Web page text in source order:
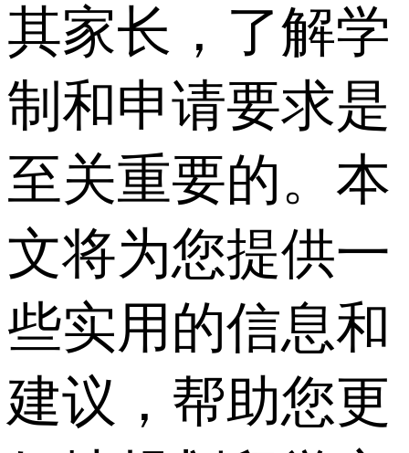
其家长，了解学
制和申请要求是
至关重要的。本
文将为您提供一
些实用的信息和
建议，帮助您更